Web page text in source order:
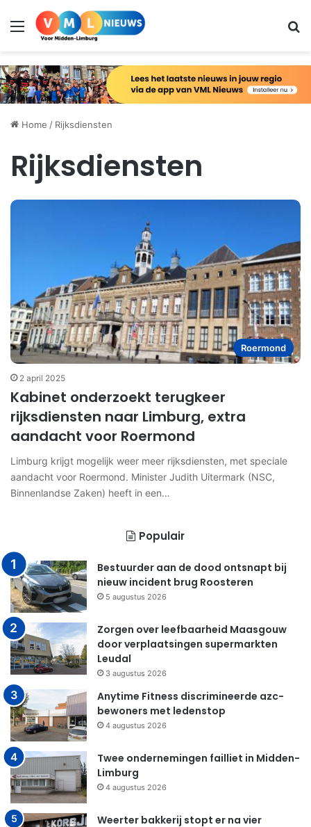
Menu
Home / Rijksdiensten
Rijksdiensten
Roermond
2 april 2025
Kabinet onderzoekt terugkeer
rijksdiensten naar Limburg, extra
aandacht voor Roermond
Limburg krijgt mogelijk weer meer rijksdiensten, met speciale
aandacht voor Roermond. Minister Judith Uitermark (NSC,
Binnenlandse Zaken) heeft in een…
Populair
Bestuurder aan de dood ontsnapt bij
nieuw incident brug Roosteren
5 augustus 2026
Zorgen over leefbaarheid Maasgouw
door verplaatsingen supermarkten
Leudal
3 augustus 2026
Anytime Fitness discrimineerde azc-
bewoners met ledenstop
4 augustus 2026
Twee ondernemingen failliet in Midden-
Limburg
4 augustus 2026
Weerter bakkerij stopt er na vier